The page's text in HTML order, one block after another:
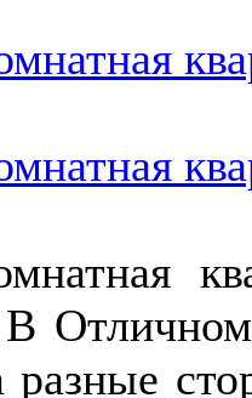
Отличном